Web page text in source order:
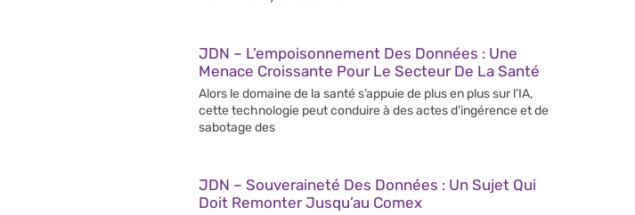
JDN – L’empoisonnement Des Données : Une
Menace Croissante Pour Le Secteur De La Santé
Alors le domaine de la santé s’appuie de plus en plus sur l’IA,
cette technologie peut conduire à des actes d’ingérence et de
sabotage des
JDN – Souveraineté Des Données : Un Sujet Qui
Doit Remonter Jusqu’au Comex